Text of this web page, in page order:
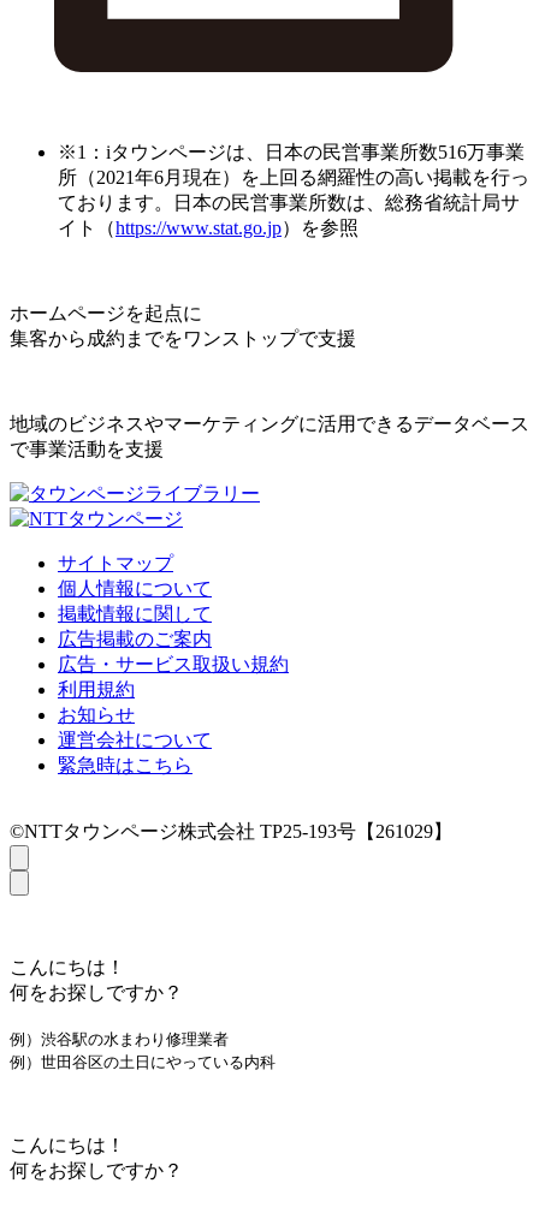
※1：iタウンページは、日本の民営事業所数516万事業
所（2021年6月現在）を上回る網羅性の高い掲載を行っ
ております。日本の民営事業所数は、総務省統計局サ
イト（https://www.stat.go.jp）を参照
ホームページを起点に
集客から成約までをワンストップで支援
地域のビジネスやマーケティングに活用できるデータベース
で事業活動を支援
サイトマップ
個人情報について
掲載情報に関して
広告掲載のご案内
広告・サービス取扱い規約
利用規約
お知らせ
運営会社について
緊急時はこちら
©NTTタウンページ株式会社 TP25-193号【261029】
こんにちは！
何をお探しですか？
例）渋谷駅の水まわり修理業者
例）世田谷区の土日にやっている内科
こんにちは！
何をお探しですか？